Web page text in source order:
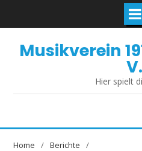
contentMusikverein
V.
Hier spielt
Home
Berichte